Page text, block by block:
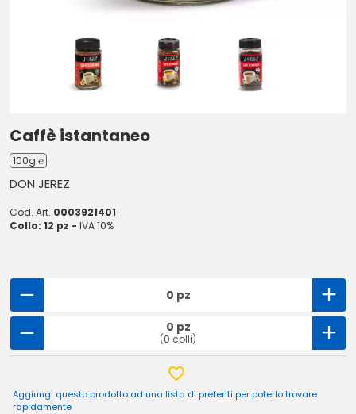
Caffè istantaneo
100g ℮
DON JEREZ
Cod. Art. 0003921401
Collo: 12 pz - IVA 10%
0 pz
0 pz
(0 colli)
Aggiungi questo prodotto ad una lista di preferiti per poterlo trovare
rapidamente